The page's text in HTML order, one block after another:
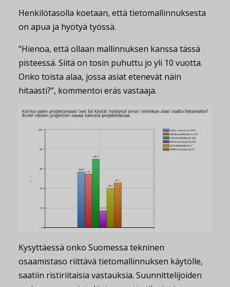
Henkilötasolla koetaan, että tietomallinnuksesta
on apua ja hyötyä työssä.
”Hienoa, että ollaan mallinnuksen kanssa tässä
pisteessä. Siitä on tosin puhuttu jo yli 10 vuotta.
Onko toista alaa, jossa asiat etenevät näin
hitaasti?”, kommentoi eräs vastaaja.
Kysyttäessä onko Suomessa tekninen
osaamistaso riittävä tietomallinnuksen käytölle,
saatiin ristiriitaisia vastauksia. Suunnittelijoiden